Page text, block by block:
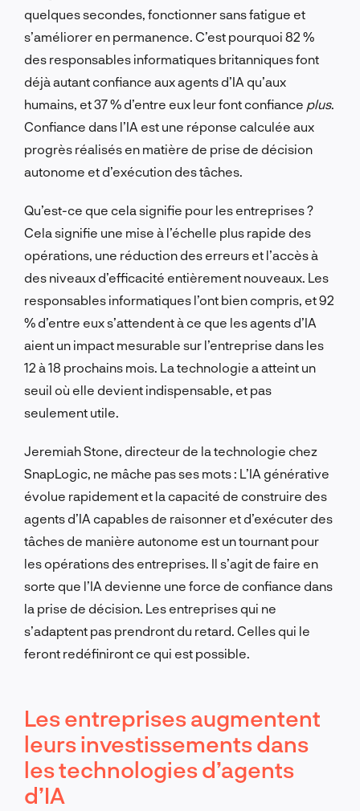
quelques secondes, fonctionner sans fatigue et
s’améliorer en permanence. C’est pourquoi 82 %
des responsables informatiques britanniques font
déjà autant confiance aux agents d’IA qu’aux
humains, et 37 % d’entre eux leur font confiance plus.
Confiance dans l’IA est une réponse calculée aux
progrès réalisés en matière de prise de décision
autonome et d’exécution des tâches.
Qu’est-ce que cela signifie pour les entreprises ?
Cela signifie une mise à l’échelle plus rapide des
opérations, une réduction des erreurs et l’accès à
des niveaux d’efficacité entièrement nouveaux. Les
responsables informatiques l’ont bien compris, et 92
% d’entre eux s’attendent à ce que les agents d’IA
aient un impact mesurable sur l’entreprise dans les
12 à 18 prochains mois. La technologie a atteint un
seuil où elle devient indispensable, et pas
seulement utile.
Jeremiah Stone, directeur de la technologie chez
SnapLogic, ne mâche pas ses mots : L’IA générative
évolue rapidement et la capacité de construire des
agents d’IA capables de raisonner et d’exécuter des
tâches de manière autonome est un tournant pour
les opérations des entreprises. Il s’agit de faire en
sorte que l’IA devienne une force de confiance dans
la prise de décision. Les entreprises qui ne
s’adaptent pas prendront du retard. Celles qui le
feront redéfiniront ce qui est possible.
Les entreprises augmentent
leurs investissements dans
les technologies d’agents
d’IA